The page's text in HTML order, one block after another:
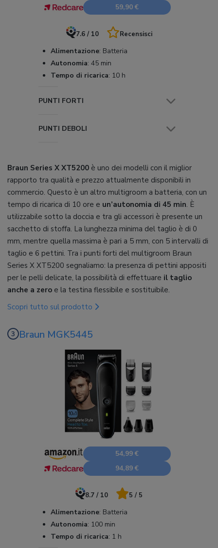
59,90 €
7.6 / 10 Recensisci
Alimentazione: Batteria
Autonomia: 45 min
Tempo di ricarica: 10 h
PUNTI FORTI
PUNTI DEBOLI
Braun Series X XT5200 è uno dei modelli con il miglior
rapporto tra qualità e prezzo attualmente disponibili in
commercio. Questo è un altro multigroom a batteria, con un
tempo di ricarica di 10 ore e un’autonomia di 45 min. È
utilizzabile sotto la doccia e tra gli accessori è presente un
sacchetto di stoffa. La lunghezza minima del taglio è di 0
mm, mentre quella massima è pari a 5 mm, con 5 intervalli di
taglio e 6 pettini. Tra i punti forti del multigroom Braun
Series X XT5200 segnaliamo: la presenza di pettini appositi
per le pelli delicate, la possibilità di effettuare il taglio
anche a zero e la testina flessibile e sostituibile.
Scopri tutto sul prodotto
Braun MGK5445
54,99 €
94,89 €
8.7 / 10 5 / 5
Alimentazione: Batteria
Autonomia: 100 min
Tempo di ricarica: 1 h